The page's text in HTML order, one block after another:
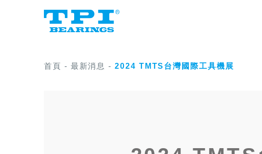
首頁 - 最新消息 -2024 TMTS台灣國際工具機展